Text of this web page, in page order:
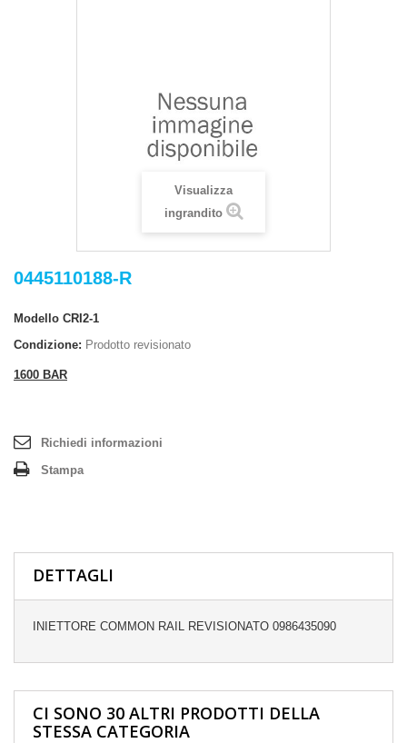
Visualizza
ingrandito
0445110188-R
Modello CRI2-1
Condizione: Prodotto revisionato
1600 BAR
Richiedi informazioni
Stampa
DETTAGLI
INIETTORE COMMON RAIL REVISIONATO 0986435090
CI SONO 30 ALTRI PRODOTTI DELLA
STESSA CATEGORIA